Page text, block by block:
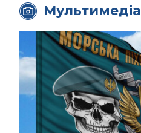
Мультимедіа